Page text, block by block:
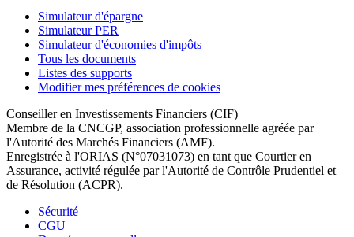
Simulateur d'épargne
Simulateur PER
Simulateur d'économies d'impôts
Tous les documents
Listes des supports
Modifier mes préférences de cookies
Conseiller en Investissements Financiers (CIF)
Membre de la CNCGP, association professionnelle agréée par
l'Autorité des Marchés Financiers (AMF).
Enregistrée à l'ORIAS (N°07031073) en tant que Courtier en
Assurance, activité régulée par l'Autorité de Contrôle Prudentiel et
de Résolution (ACPR).
Sécurité
CGU